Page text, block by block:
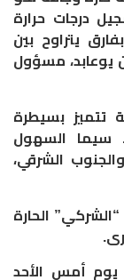
درجات حرارة
يتراوح بين
يوعابد، مسؤول
تتميز بسيطرة
سيما السهول
الشرقي،
“الشركي” الحارة
يوم أمس الأحد